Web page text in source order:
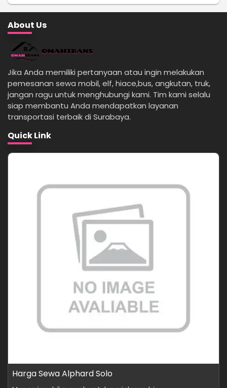
About Us
Jika Anda memiliki pertanyaan atau ingin melakukan
pemesanan sewa mobil, elf, hiace,bus, angkutan, truk,
jangan ragu untuk menghubungi kami. Tim kami selalu
siap membantu Anda mendapatkan layanan
transportasi terbaik di Surabaya.
Quick Link
Harga Sewa Alphard Solo